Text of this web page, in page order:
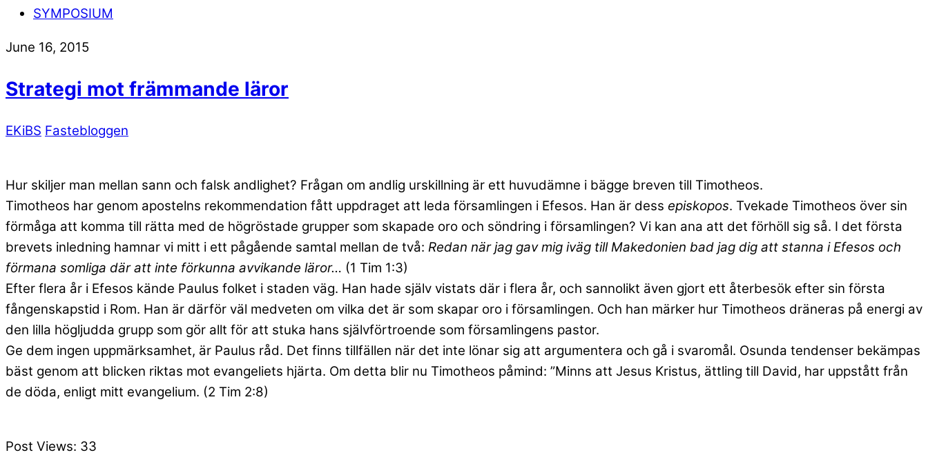
SYMPOSIUM
June 16, 2015
Strategi mot främmande läror
EKiBS Fastebloggen
Hur skiljer man mellan sann och falsk andlighet? Frågan om andlig urskillning är ett huvudämne i bägge breven till Timotheos.
Timotheos har genom apostelns rekommendation fått uppdraget att leda församlingen i Efesos. Han är dess episkopos. Tvekade Timotheos över sin
förmåga att komma till rätta med de högröstade grupper som skapade oro och söndring i församlingen? Vi kan ana att det förhöll sig så. I det första
brevets inledning hamnar vi mitt i ett pågående samtal mellan de två: Redan när jag gav mig iväg till Makedonien bad jag dig att stanna i Efesos och
förmana somliga där att inte förkunna avvikande läror… (1 Tim 1:3)
Efter flera år i Efesos kände Paulus folket i staden väg. Han hade själv vistats där i flera år, och sannolikt även gjort ett återbesök efter sin första
fångenskapstid i Rom. Han är därför väl medveten om vilka det är som skapar oro i församlingen. Och han märker hur Timotheos dräneras på energi av
den lilla högljudda grupp som gör allt för att stuka hans självförtroende som församlingens pastor.
Ge dem ingen uppmärksamhet, är Paulus råd. Det finns tillfällen när det inte lönar sig att argumentera och gå i svaromål. Osunda tendenser bekämpas
bäst genom att blicken riktas mot evangeliets hjärta. Om detta blir nu Timotheos påmind: ”Minns att Jesus Kristus, ättling till David, har uppstått från
de döda, enligt mitt evangelium. (2 Tim 2:8)
Post Views: 33